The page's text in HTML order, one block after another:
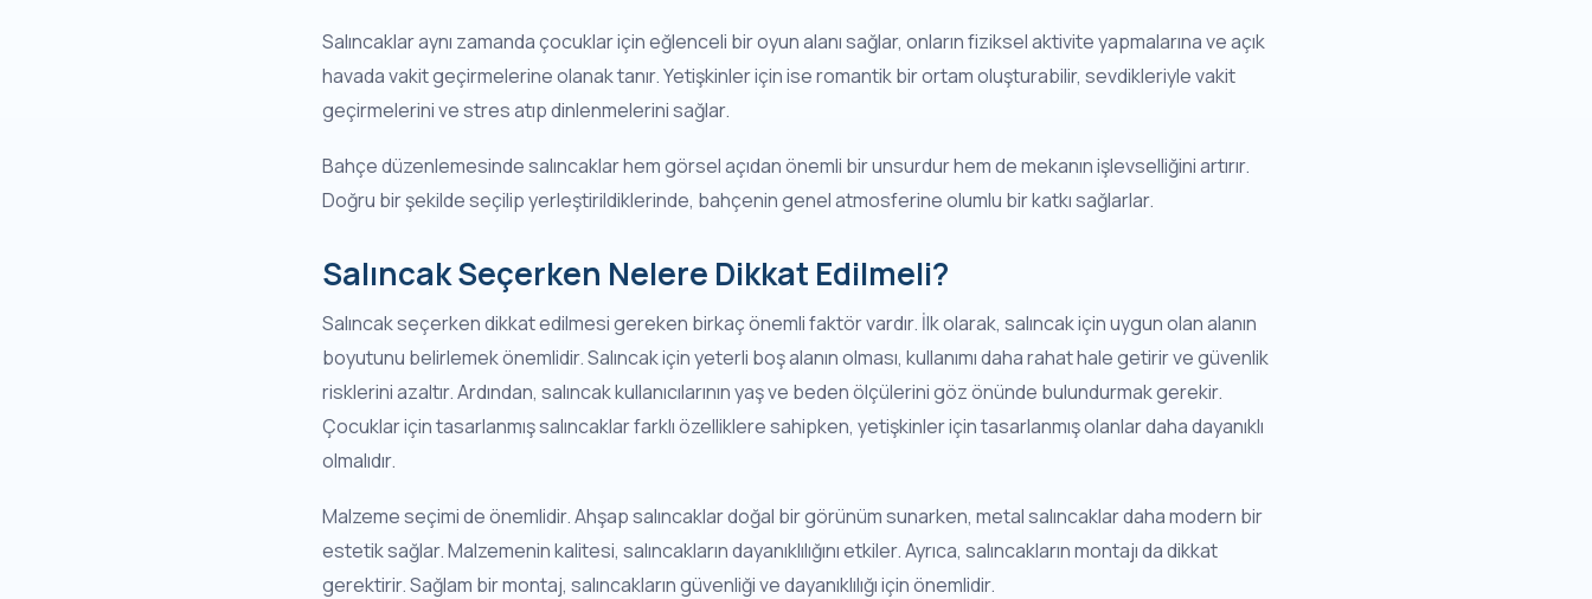
Salıncaklar aynı zamanda çocuklar için eğlenceli bir oyun alanı sağlar, onların fiziksel aktivite yapmalarına ve açık
havada vakit geçirmelerine olanak tanır. Yetişkinler için ise romantik bir ortam oluşturabilir, sevdikleriyle vakit
geçirmelerini ve stres atıp dinlenmelerini sağlar.
Bahçe düzenlemesinde salıncaklar hem görsel açıdan önemli bir unsurdur hem de mekanın işlevselliğini artırır.
Doğru bir şekilde seçilip yerleştirildiklerinde, bahçenin genel atmosferine olumlu bir katkı sağlarlar.
Salıncak Seçerken Nelere Dikkat Edilmeli?
Salıncak seçerken dikkat edilmesi gereken birkaç önemli faktör vardır. İlk olarak, salıncak için uygun olan alanın
boyutunu belirlemek önemlidir. Salıncak için yeterli boş alanın olması, kullanımı daha rahat hale getirir ve güvenlik
risklerini azaltır. Ardından, salıncak kullanıcılarının yaş ve beden ölçülerini göz önünde bulundurmak gerekir.
Çocuklar için tasarlanmış salıncaklar farklı özelliklere sahipken, yetişkinler için tasarlanmış olanlar daha dayanıklı
olmalıdır.
Malzeme seçimi de önemlidir. Ahşap salıncaklar doğal bir görünüm sunarken, metal salıncaklar daha modern bir
estetik sağlar. Malzemenin kalitesi, salıncakların dayanıklılığını etkiler. Ayrıca, salıncakların montajı da dikkat
gerektirir. Sağlam bir montaj, salıncakların güvenliği ve dayanıklılığı için önemlidir.